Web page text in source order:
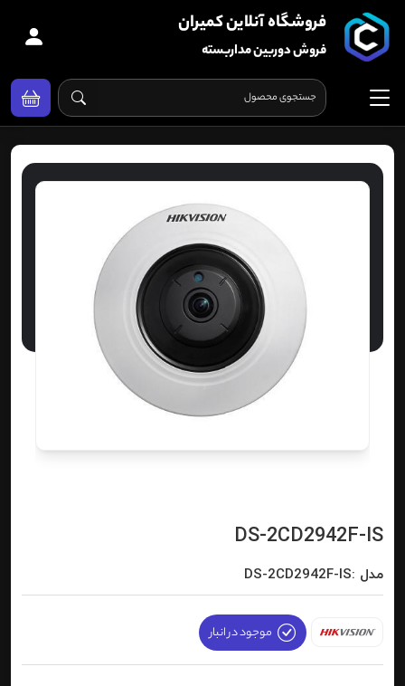
فروشگاه آنلاین کمیران
فروش دوربین مداربسته
DS-2CD2942F-IS
مدل :DS-2CD2942F-IS
موجود در انبار